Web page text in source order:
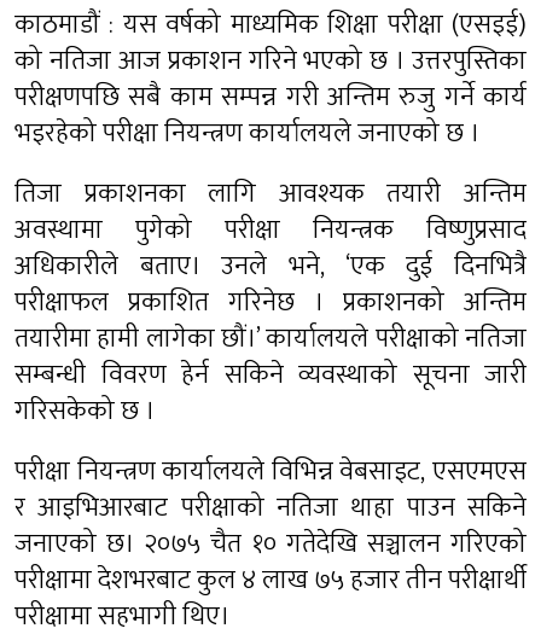
काठमाडौं : यस वर्षको माध्यमिक शिक्षा परीक्षा (एसइई)
को नतिजा आज प्रकाशन गरिने भएको छ । उत्तरपुस्तिका
परीक्षणपछि सबै काम सम्पन्न गरी अन्तिम रुजु गर्ने कार्य
भइरहेको परीक्षा नियन्त्रण कार्यालयले जनाएको छ ।
तिजा प्रकाशनका लागि आवश्यक तयारी अन्तिम
अवस्थामा पुगेको परीक्षा नियन्त्रक विष्णुप्रसाद
अधिकारीले बताए। उनले भने, ‘एक दुई दिनभित्रै
परीक्षाफल प्रकाशित गरिनेछ । प्रकाशनको अन्तिम
तयारीमा हामी लागेका छौं।’ कार्यालयले परीक्षाको नतिजा
सम्बन्धी विवरण हेर्न सकिने व्यवस्थाको सूचना जारी
गरिसकेको छ ।
परीक्षा नियन्त्रण कार्यालयले विभिन्न वेबसाइट, एसएमएस
र आइभिआरबाट परीक्षाको नतिजा थाहा पाउन सकिने
जनाएको छ। २०७५ चैत १० गतेदेखि सञ्चालन गरिएको
परीक्षामा देशभरबाट कुल ४ लाख ७५ हजार तीन परीक्षार्थी
परीक्षामा सहभागी थिए।